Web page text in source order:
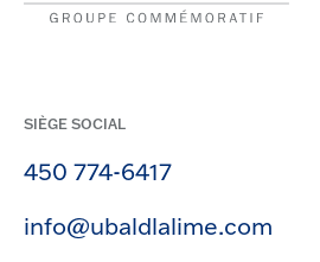
SIÈGE SOCIAL
450 774-6417
info@ubaldlalime.com